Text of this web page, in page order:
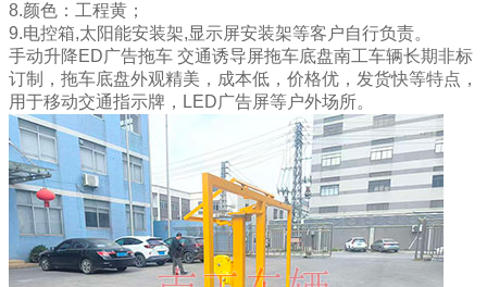
8.颜色：工程黄；
9.电控箱,太阳能安装架,显示屏安装架等客户自行负责。
手动升降ED广告拖车 交通诱导屏拖车底盘南工车辆长期非标
订制，拖车底盘外观精美，成本低，价格优，发货快等特点，
用于移动交通指示牌，LED广告屏等户外场所。